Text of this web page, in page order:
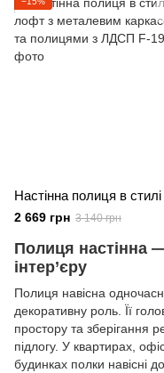
2 669 грн 3 140 грн
Полиця настінна
інтер’єру
Полиця навісна
декоративну роль. Її
простору та зберігання
підлогу. У квартирах,
будинках полки навісні